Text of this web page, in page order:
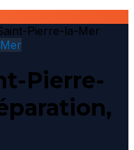
Pierre-la-Mer
Pierre-